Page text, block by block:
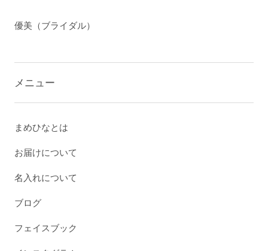
優美（ブライダル）
メニュー
まめひなとは
お届けについて
名入れについて
ブログ
フェイスブック